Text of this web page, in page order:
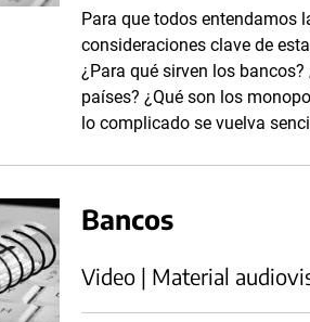
Para que todos entendamos
consideraciones clave de
¿Para qué sirven los
países? ¿Qué son los
lo complicado se vuelva
Bancos
Video | Material